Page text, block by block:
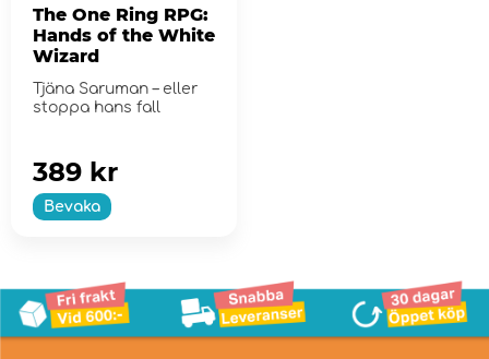
The One Ring RPG:
Hands of the White
Wizard
Tjäna Saruman – eller
stoppa hans fall
Bevaka
389 kr